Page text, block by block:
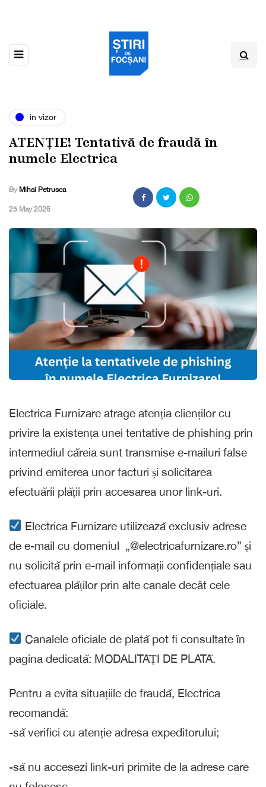
in vizor
ATENȚIE! Tentativă de fraudă în
numele Electrica
By Mihai Petrusca
,25 May 2026
Electrica Furnizare atrage atenția clienților cu
privire la existența unei tentative de phishing prin
intermediul căreia sunt transmise e-mailuri false
privind emiterea unor facturi și solicitarea
efectuării plății prin accesarea unor link-uri.
Electrica Furnizare utilizează exclusiv adrese
de e-mail cu domeniul „@electricafurnizare.ro” și
nu solicită prin e-mail informații confidențiale sau
efectuarea plăților prin alte canale decât cele
oficiale.
Canalele oficiale de plată pot fi consultate în
pagina dedicată: MODALITĂȚI DE PLATĂ.
Pentru a evita situațiile de fraudă, Electrica
recomandă:
-să verifici cu atenție adresa expeditorului;
-să nu accesezi link-uri primite de la adrese care